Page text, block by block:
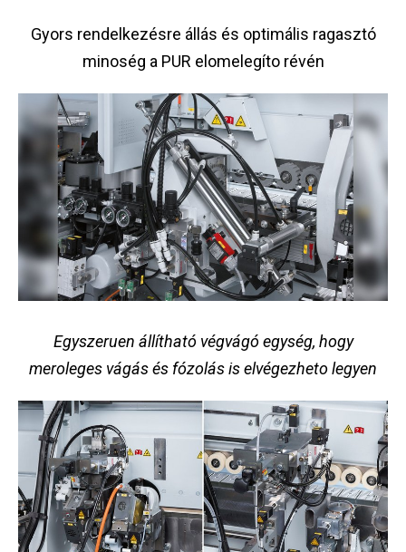
Gyors rendelkezésre állás és optimális ragasztó
minoség a PUR elomelegíto révén
Egyszeruen állítható végvágó egység, hogy
meroleges vágás és fózolás is elvégezheto legyen